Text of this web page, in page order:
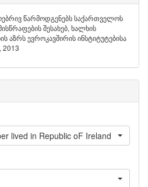
წარმოდგენებს საქართველოს
შესახებ, ხალხის
აზრს ევროკავშირის ინსტიტუტებისა
2013
lived in Republic oF Ireland